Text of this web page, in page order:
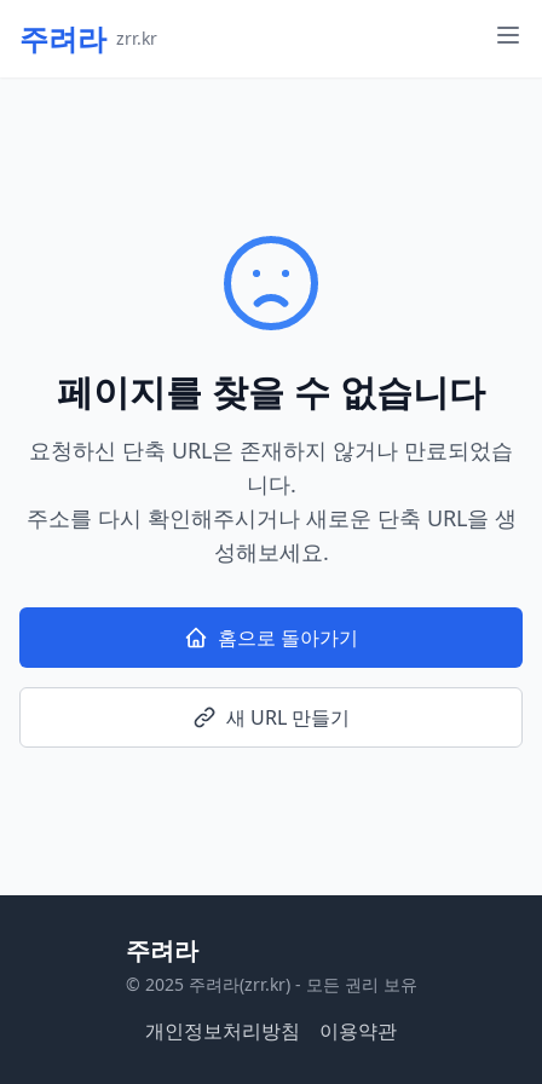
주려라 zrr.kr
페이지를 찾을 수 없습니다
요청하신 단축 URL은 존재하지 않거나 만료되었습
니다.
주소를 다시 확인해주시거나 새로운 단축 URL을 생
성해보세요.
홈으로 돌아가기
새 URL 만들기
주려라
© 2025 주려라(zrr.kr) - 모든 권리 보유
개인정보처리방침 이용약관